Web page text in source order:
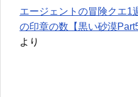
エージェントの冒険クエ1
の印章の数【黒い砂漠
より